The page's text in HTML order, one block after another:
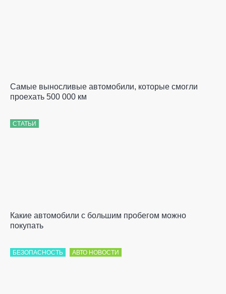
Самые выносливые автомобили, которые смогли
проехать 500 000 км
СТАТЬИ
Какие автомобили с большим пробегом можно
покупать
БЕЗОПАСНОСТЬ АВТО НОВОСТИ